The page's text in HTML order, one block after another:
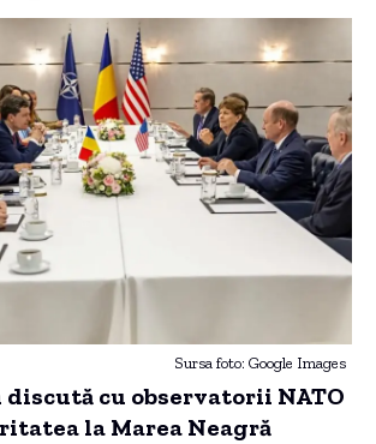
Sursa foto: Google Images
discută cu observatorii NATO
la Marea Neagră